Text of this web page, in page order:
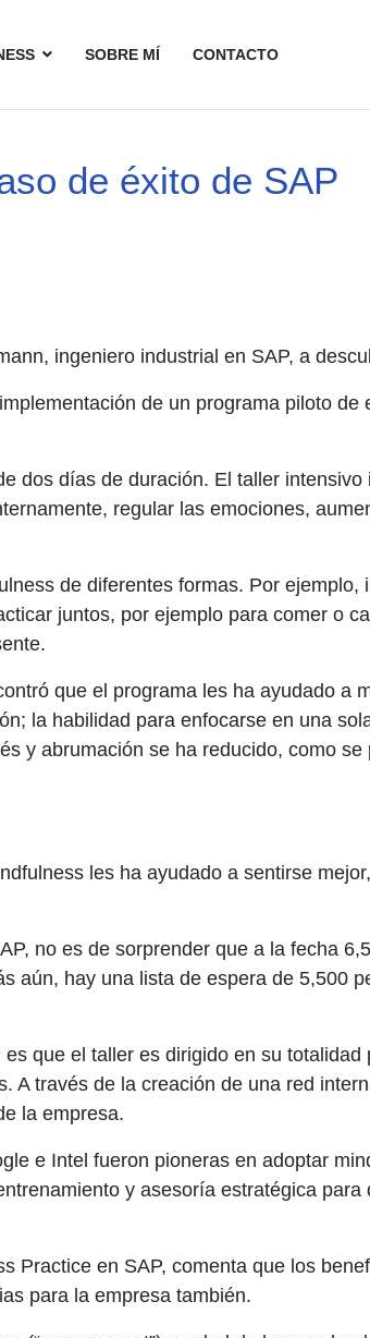
SOBRE MÍ CONTACTO
de éxito de SAP
ingeniero industrial en SAP, a
de un programa piloto de
dos días de duración. El taller
regular las emociones,
de diferentes formas. Por ejemplo,
juntos, por ejemplo para comer o
que el programa les ha ayudado a
la habilidad para enfocarse en una
y abrumación se ha reducido, como
les ha ayudado a sentirse
no es de sorprender que a la fecha
aún, hay una lista de espera de 5,500
que el taller es dirigido en su
A través de la creación de una red
la empresa.
e Intel fueron pioneras en adoptar
y asesoría estratégica
Practice en SAP, comenta que los
para la empresa también.